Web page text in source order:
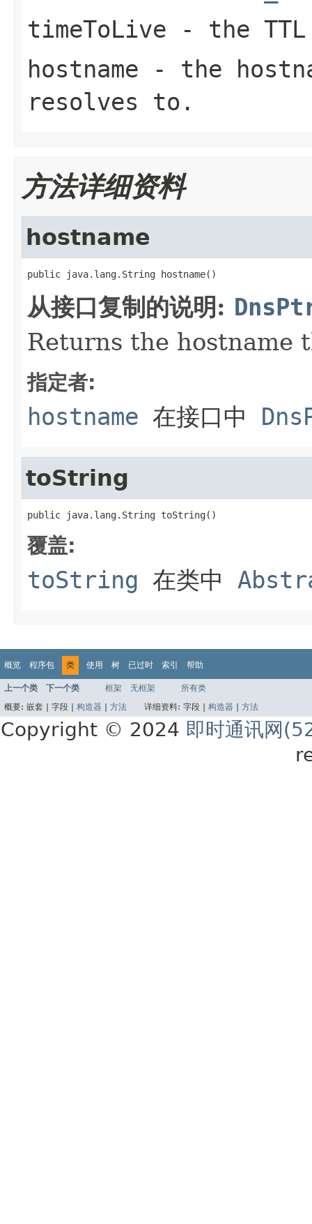
timeToLive - the
hostname - the
resolves to.
方法详细资料
hostname
public java.lang.String hostname()
从接口复制的说明:
Returns the hostname
指定者:
hostname 在接口中
toString
public java.lang.String toString()
覆盖:
toString 在类中
概览 程序包 类 使用 树 已过时 索引 帮助
上一个类 下一个类 框架 无框架
所有类
概要: 嵌套 | 字段 | 构造器 方法 详细资料: 字段 | 构造器 方法
Copyright © 2024 即时通讯网